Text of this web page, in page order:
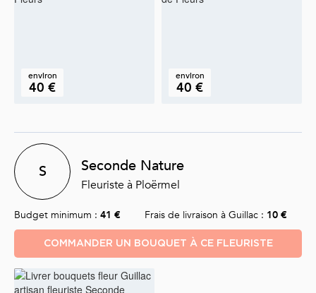
environ
40 €
environ
40 €
S Seconde Nature
Fleuriste à Ploërmel
Budget minimum : 41 € Frais de livraison à Guillac : 10 €
COMMANDER UN BOUQUET À CE FLEURISTE